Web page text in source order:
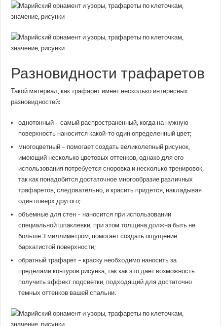
значение,
рисунки
Разновидности трафаретов
Такой материал, как трафарет имеет несколько интересных
разновидностей:
однотонный – самый распространенный, когда на нужную
поверхность наносится какой-то один определенный цвет;
многоцветный – помогает создать великолепный рисунок,
имеющий несколько цветовых оттенков, однако для его
использования потребуется сноровка и несколько тренировок,
так как понадобится достаточное многообразие различных
трафаретов, следовательно, и красить придется, накладывая
один поверх другого;
объемные для стен – наносится при использовании
специальной шпаклевки, при этом толщина должна быть не
больше 3 миллиметром, помогает создать ощущение
бархатистой поверхности;
обратный трафарет – краску необходимо наносить за
пределами контуров рисунка, так как это дает возможность
получить эффект подсветки, подходящий для достаточно
темных оттенков вашей спальни.